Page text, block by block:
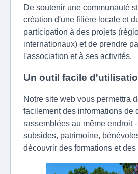
De soutenir une communauté
création d'une filière locale et
participation à des projets
internationaux) et de prendre
l'association et à ses activités.
Un outil facile
Notre site web vous permettra
facilement des informations de
rassemblées au même endroit
subsides, patrimoine,
découvrir des formations et